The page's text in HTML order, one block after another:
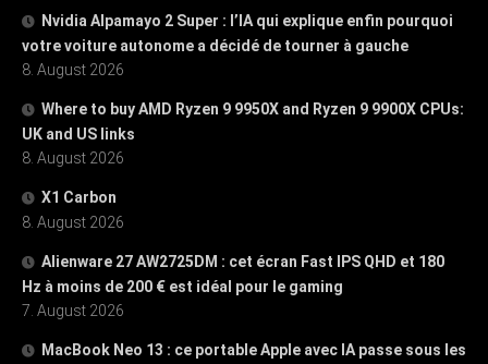
Nvidia Alpamayo 2 Super : l’IA qui explique enfin pourquoi
votre voiture autonome a décidé de tourner à gauche
8. August 2026
Where to buy AMD Ryzen 9 9950X and Ryzen 9 9900X CPUs:
UK and US links
8. August 2026
X1 Carbon
8. August 2026
Alienware 27 AW2725DM : cet écran Fast IPS QHD et 180
Hz à moins de 200 € est idéal pour le gaming
7. August 2026
MacBook Neo 13 : ce portable Apple avec IA passe sous les